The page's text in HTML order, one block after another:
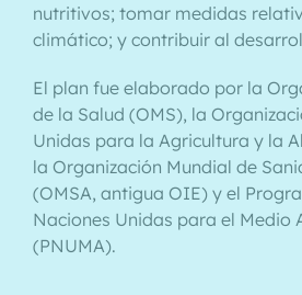
nutritivos; tomar medidas
climático; y contribuir al
El plan fue elaborado por la
de la Salud (OMS), la
Unidas para la Agricultura y la
la Organización Mundial de
(OMSA, antigua OIE) y el
Naciones Unidas para el Medio
(PNUMA).